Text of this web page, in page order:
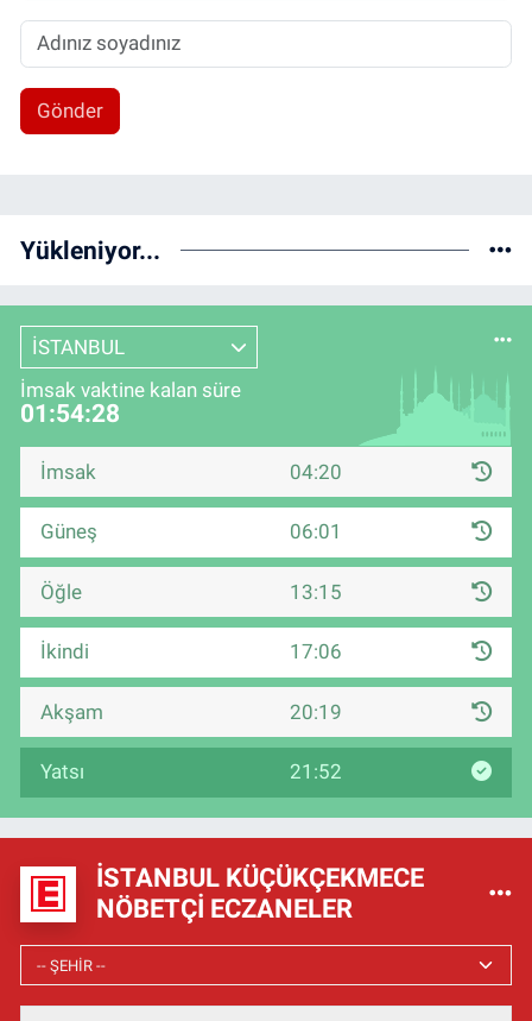
Gönder
Yükleniyor...
İSTANBUL
İmsak vaktine kalan süre
01:54:28
İmsak 04:20
Güneş 06:01
Öğle 13:15
İkindi 17:06
Akşam 20:19
Yatsı 21:52
İSTANBUL KÜÇÜKÇEKMECE
NÖBETÇI ECZANELER